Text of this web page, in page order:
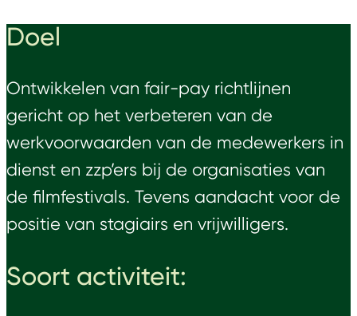
Doel
Ontwikkelen van fair-pay richtlijnen
gericht op het verbeteren van de
werkvoorwaarden van de medewerkers in
dienst en zzp’ers bij de organisaties van
de filmfestivals. Tevens aandacht voor de
positie van stagiairs en vrijwilligers.
Soort activiteit: